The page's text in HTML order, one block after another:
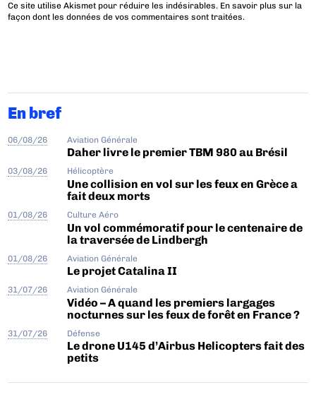
Ce site utilise Akismet pour réduire les indésirables. En savoir plus sur la
façon dont les données de vos commentaires sont traitées.
En bref
06/08/26 Aviation Générale
Daher livre le premier TBM 980 au Brésil
03/08/26 Hélicoptère
Une collision en vol sur les feux en Grèce a
fait deux morts
01/08/26 Culture Aéro
Un vol commémoratif pour le centenaire de
la traversée de Lindbergh
01/08/26 Aviation Générale
Le projet Catalina II
31/07/26 Aviation Générale
Vidéo – A quand les premiers largages
nocturnes sur les feux de forêt en France ?
31/07/26 Défense
Le drone U145 d’Airbus Helicopters fait des
petits